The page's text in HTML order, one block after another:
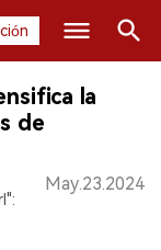
Buscar
la
de
May.23.2024